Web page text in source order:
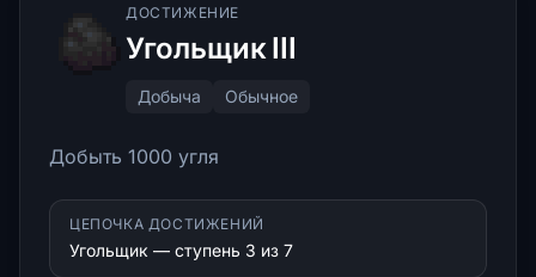
ДОСТИЖЕНИЕ
Угольщик III
Добыча Обычное
Добыть 1000 угля
ЦЕПОЧКА ДОСТИЖЕНИЙ
Угольщик — ступень 3 из 7